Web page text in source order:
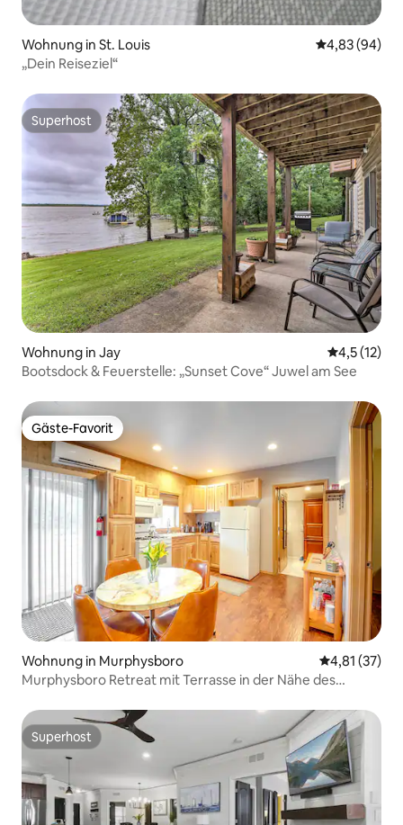
Wohnung in St. Louis
4,83 (94)
„Dein Reiseziel“
Superhost
Superhost
Wohnung in Jay
4,5 (12)
Bootsdock & Feuerstelle: „Sunset Cove“ Juwel am See
Gäste-Favorit
Gäste-Favorit
Wohnung in Murphysboro
4,81 (37)
Murphysboro Retreat mit Terrasse in der Nähe des
Superhost
Superhost